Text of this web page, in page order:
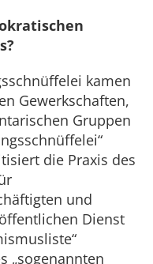
kamen
Gewerkschaften,
Gruppen
die Praxis des
und
Dienst
„sogenannten